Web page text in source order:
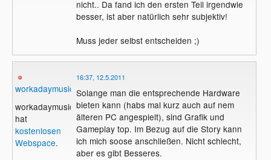
nicht.. Da fand ich den ersten Teil irgendwie
besser, ist aber natürlich sehr subjektiv!
Muss jeder selbst entscheiden ;)
workadaymusic
workadaymusic
hat
kostenlosen
Webspace.
16:37, 12.5.2011
Solange man die entsprechende Hardware
bieten kann (habs mal kurz auch auf nem
älteren PC angespielt), sind Grafik und
Gameplay top. Im Bezug auf die Story kann
ich mich soose anschließen. Nicht schlecht,
aber es gibt Besseres.